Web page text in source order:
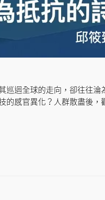
巡迴全球的走向，卻往往淪
的感官異化？人群散盡後，